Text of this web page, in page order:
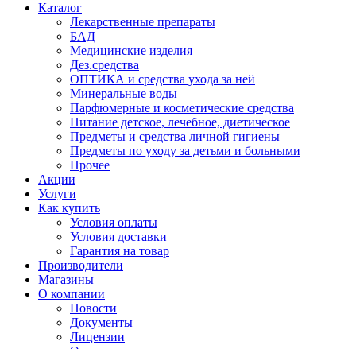
Каталог
Лекарственные препараты
БАД
Медицинские изделия
Дез.средства
ОПТИКА и средства ухода за ней
Минеральные воды
Парфюмерные и косметические средства
Питание детское, лечебное, диетическое
Предметы и средства личной гигиены
Предметы по уходу за детьми и больными
Прочее
Акции
Услуги
Как купить
Условия оплаты
Условия доставки
Гарантия на товар
Производители
Магазины
О компании
Новости
Документы
Лицензии